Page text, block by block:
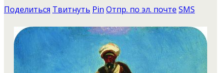
Поделиться Твитнуть Pin Отпр. по эл. почте SMS